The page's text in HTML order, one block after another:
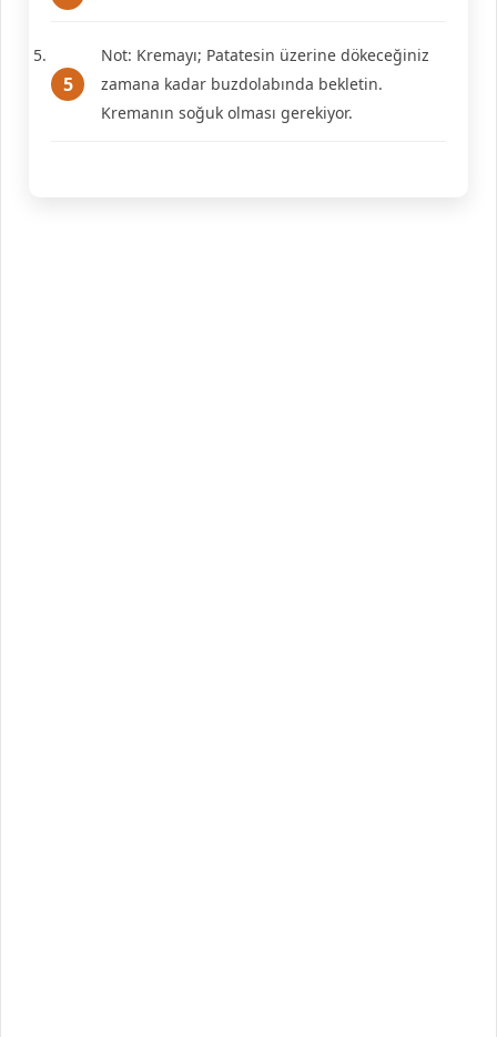
Not: Kremayı; Patatesin üzerine dökeceğiniz
zamana kadar buzdolabında bekletin.
Kremanın soğuk olması gerekiyor.